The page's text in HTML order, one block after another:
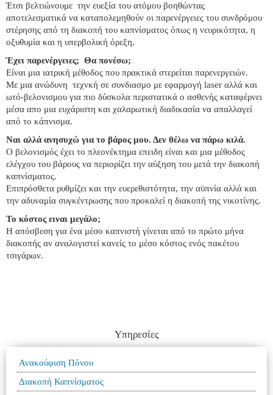
Έτσι βελτιώνουμε την ευεξία του ατόμου βοηθώντας
αποτελεσματικά να καταπολεμηθούν οι παρενέργειες του συνδρόμου
στέρησης από τη διακοπή του καπνίσματος όπως η νευρικότητα, η
οξυθυμία και η υπερβολική όρεξη.
Έχει παρενέργειες; Θα πονέσω;
Είναι μια ιατρική μέθοδος που πρακτικά στερείται παρενεργειών.
Με μια ανώδυνη τεχνκή σε συνδιασμο με εφαρμογή laser αλλά και
ωτό-βελονισμου για πιο δύσκολα περιστατικά ο ασθενής καταφέρνει
μέσα απο μια ευχάριστη και χαλαρωτική διαδικασία να απαλλαγεί
από το κάπνισμα.
Ναι αλλά ανησυχώ για το βάρος μου. Δεν θέλω να πάρω κιλά.
Ο βελονισμός έχει το πλεονέκτημα επειδη είναι και μια μέθοδος
ελέγχου του βάρους να περιορίζει την αύξηση του μετά την διακοπή
καπνίσματος.
Επιπρόσθετα ρυθμίζει και την ευερεθιστότητα, την αϋπνία αλλά και
την αδυναμία συγκέντρωσης που προκαλεί η διακοπή της νικοτίνης.
Το κόστος ειναι μεγάλο;
Η απόσβεση για ένα μέσο καπνιστή γίνεται από το πρώτο μήνα
διακοπής αν αναλογιστεί κανείς το μέσο κόστος ενός πακέτου
τσιγάρων.
Υπηρεσίες
Ανακούφιση Πόνου
Διακοπή Καπνίσματος